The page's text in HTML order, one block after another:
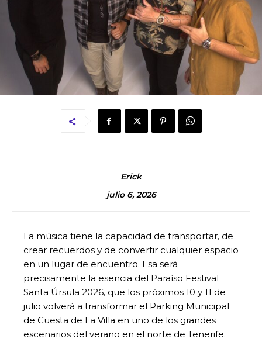
Erick
julio 6, 2026
La música tiene la capacidad de transportar, de
crear recuerdos y de convertir cualquier espacio
en un lugar de encuentro. Esa será
precisamente la esencia del Paraíso Festival
Santa Úrsula 2026, que los próximos 10 y 11 de
julio volverá a transformar el Parking Municipal
de Cuesta de La Villa en uno de los grandes
escenarios del verano en el norte de Tenerife.